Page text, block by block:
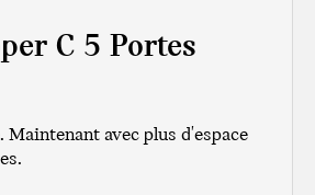
C 5 Portes
avec plus d'espace